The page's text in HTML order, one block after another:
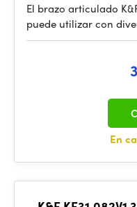
El brazo articulado
puede utilizar con
En